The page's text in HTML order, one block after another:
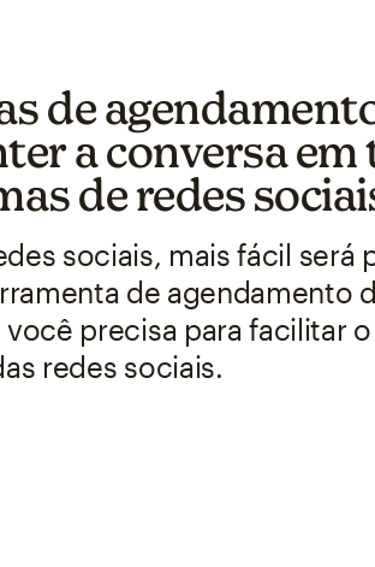
de
a conversa em
de redes
sociais, mais fácil será
de agendamento
precisa para facilitar
redes sociais.